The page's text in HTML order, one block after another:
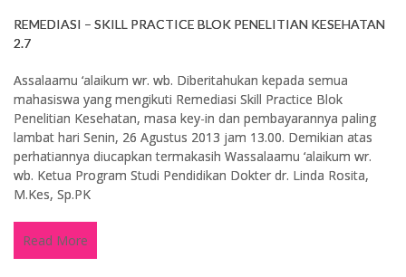
REMEDIASI – SKILL PRACTICE BLOK PENELITIAN KESEHATAN
2.7
Assalaamu ‘alaikum wr. wb. Diberitahukan kepada semua
mahasiswa yang mengikuti Remediasi Skill Practice Blok
Penelitian Kesehatan, masa key-in dan pembayarannya paling
lambat hari Senin, 26 Agustus 2013 jam 13.00. Demikian atas
perhatiannya diucapkan termakasih Wassalaamu ‘alaikum wr.
wb. Ketua Program Studi Pendidikan Dokter dr. Linda Rosita,
M.Kes, Sp.PK
Read More